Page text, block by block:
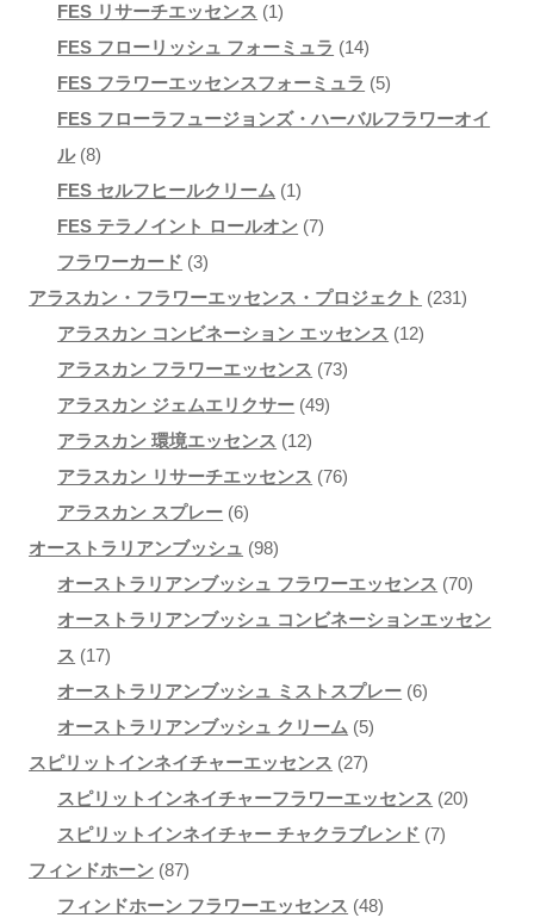
品
品
商
品
個
の
商
品
FES リサーチエッセンス 11
個
の
商
FES フローリッシュ フォーミュラ 1414
個
の
FES フラワーエッセンスフォーミュラ 55
個
FES フローラフュージョンズ・ハーバルフラワーオイ
ル 88
個
の
商
品
FES セルフヒールクリーム 11
個
商
品
FES テラノイント ロールオン 77
の
商
品
フラワーカード 33
個
の
商
品
アラスカン・フラワーエッセンス・プロジェクト 231231
アラスカン コンビネーション エッセンス 1212
アラスカン フラワーエッセンス 7373
商
アラスカン ジェムエリクサー 4949
の
アラスカン 環境エッセンス 1212
個
品
アラスカン リサーチエッセンス 7676
商
品
アラスカン スプレー 66
個
の
商
オーストラリアンブッシュ 9898
個
の
品
オーストラリアンブッシュ フラワーエッセンス 7070
個
オーストラリアンブッシュ コンビネーションエッセン
ス
1717
個
の
商
品
オーストラリアンブッシュ ミストスプレー 66
商
品
オーストラリアンブッシュ クリーム 55
の
商
スピリットインネイチャーエッセンス 2727
個
の
品
スピリットインネイチャーフラワーエッセンス 2020
スピリットインネイチャー チャクラブレンド 77
フィンドホーン 8787
個
フィンドホーン フラワーエッセンス 4848